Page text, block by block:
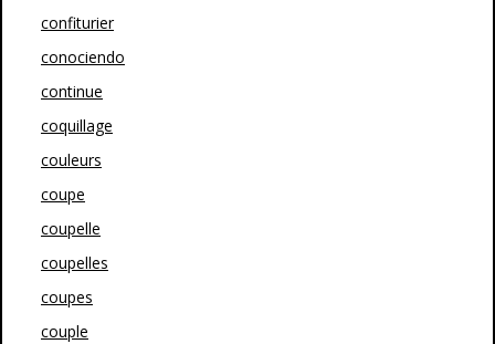
confiturier
conociendo
continue
coquillage
couleurs
coupe
coupelle
coupelles
coupes
couple